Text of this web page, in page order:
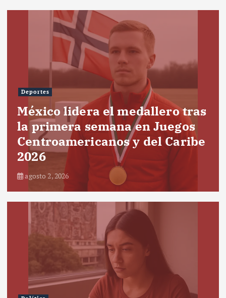
Deportes
México lidera el medallero tras
la primera semana en Juegos
Centroamericanos y del Caribe
2026
agosto 2, 2026